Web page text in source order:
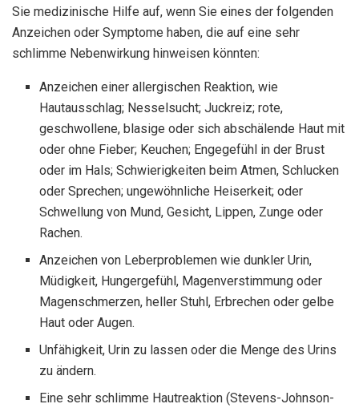
Sie medizinische Hilfe auf, wenn Sie eines der folgenden
Anzeichen oder Symptome haben, die auf eine sehr
schlimme Nebenwirkung hinweisen könnten:
Anzeichen einer allergischen Reaktion, wie
Hautausschlag; Nesselsucht; Juckreiz; rote,
geschwollene, blasige oder sich abschälende Haut mit
oder ohne Fieber; Keuchen; Engegefühl in der Brust
oder im Hals; Schwierigkeiten beim Atmen, Schlucken
oder Sprechen; ungewöhnliche Heiserkeit; oder
Schwellung von Mund, Gesicht, Lippen, Zunge oder
Rachen.
Anzeichen von Leberproblemen wie dunkler Urin,
Müdigkeit, Hungergefühl, Magenverstimmung oder
Magenschmerzen, heller Stuhl, Erbrechen oder gelbe
Haut oder Augen.
Unfähigkeit, Urin zu lassen oder die Menge des Urins
zu ändern.
Eine sehr schlimme Hautreaktion (Stevens-Johnson-